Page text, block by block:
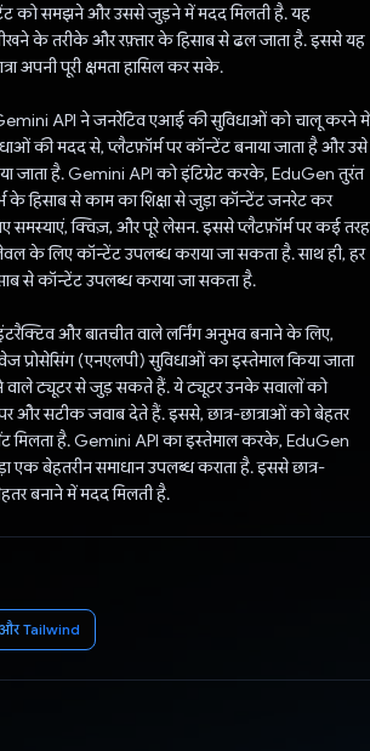
को समझने और उससे जुड़ने में मदद मिलती है. यह
सीखने के तरीके और रफ़्तार के हिसाब से ढल जाता है. इससे यह
अपनी पूरी क्षमता हासिल कर सके.
API ने जनरेटिव एआई की सुविधाओं को चालू करने में
की मदद से, प्लैटफ़ॉर्म पर कॉन्टेंट बनाया जाता है और उसे
जाता है. Gemini API को इंटिग्रेट करके, EduGen तुरंत
के हिसाब से काम का शिक्षा से जुड़ा कॉन्टेंट जनरेट कर
समस्याएं, क्विज़, और पूरे लेसन. इससे प्लैटफ़ॉर्म पर कई तरह
के लिए कॉन्टेंट उपलब्ध कराया जा सकता है. साथ ही, हर
से कॉन्टेंट उपलब्ध कराया जा सकता है.
और बातचीत वाले लर्निंग अनुभव बनाने के लिए,
प्रोसेसिंग (एनएलपी) सुविधाओं का इस्तेमाल किया जाता
वाले ट्यूटर से जुड़ सकते हैं. ये ट्यूटर उनके सवालों को
और सटीक जवाब देते हैं. इससे, छात्र-छात्राओं को बेहतर
मिलता है. Gemini API का इस्तेमाल करके, EduGen
एक बेहतरीन समाधान उपलब्ध कराता है. इससे छात्र-
बनाने में मदद मिलती है.
Tailwind